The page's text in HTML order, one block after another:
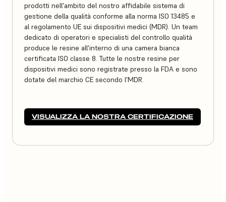
prodotti nell'ambito del nostro affidabile sistema di
gestione della qualità conforme alla norma ISO 13485 e
al regolamento UE sui dispositivi medici (MDR). Un team
dedicato di operatori e specialisti del controllo qualità
produce le resine all'interno di una camera bianca
certificata ISO classe 8. Tutte le nostre resine per
dispositivi medici sono registrate presso la FDA e sono
dotate del marchio CE secondo l'MDR.
VISUALIZZA LA NOSTRA CERTIFICAZIONE